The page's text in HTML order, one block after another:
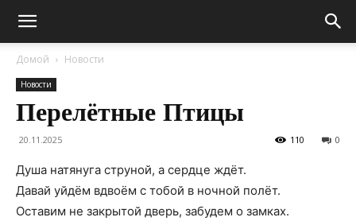
Домой Новости
Новости
Перелётные Птицы
20.11.2025 0
110
Душа натянуга струной, а сердце ждёт.
Давай уйдём вдвоём с тобой в ночной полёт.
Оставим не закрытой дверь, забудем о замках.